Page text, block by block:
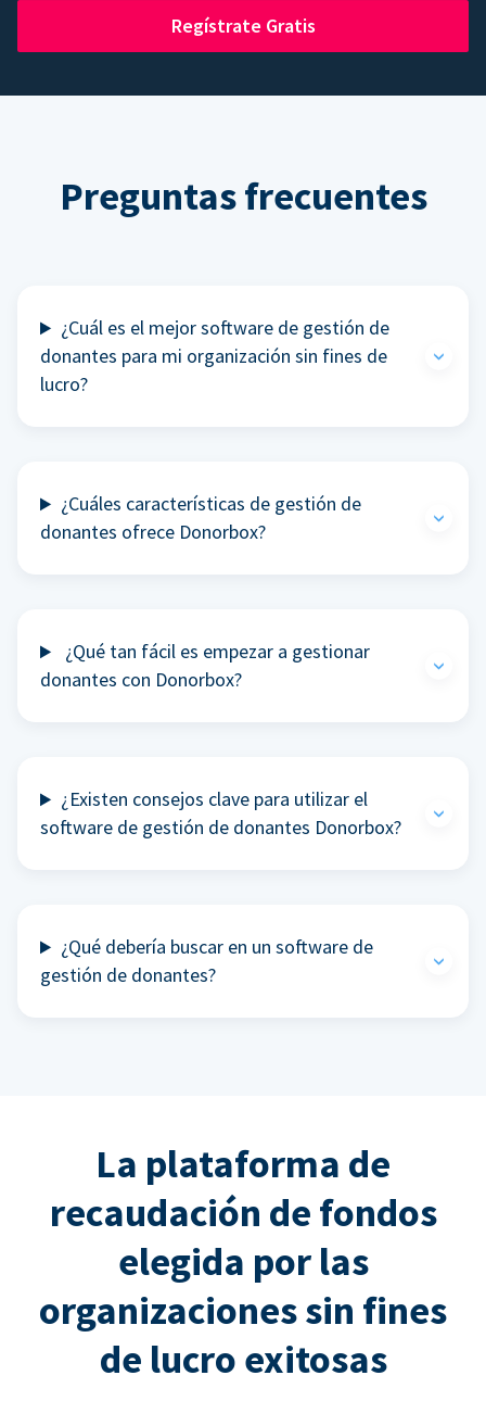
Regístrate Gratis
Preguntas frecuentes
¿Cuál es el mejor software de gestión de
donantes para mi organización sin fines de
lucro?
¿Cuáles características de gestión de
donantes ofrece Donorbox?
¿Qué tan fácil es empezar a gestionar
donantes con Donorbox?
¿Existen consejos clave para utilizar el
software de gestión de donantes Donorbox?
¿Qué debería buscar en un software de
gestión de donantes?
La plataforma de
recaudación de fondos
elegida por las
organizaciones sin fines
de lucro exitosas